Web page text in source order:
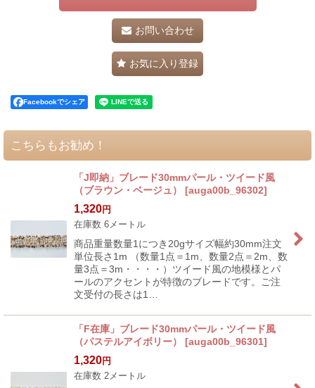
お問い合わせ
お気に入り登録
Facebookでシェア
こちらもお勧め！
「J即納」ブレード30mmパール・ツイード風
（ブラウン・ベージュ）
[auga00b_96302]
1,320円
在庫数 6メートル
商品重量数量1につき20gサイズ幅約30mm注文
単位長さ1m （数量1点＝1m、数量2点＝2m、数
量3点＝3m・・・・）ツイード風の地模様とパ
ールのアクセントが特徴のブレードです。ご注
文受付の長さは1…
「F在庫」ブレード30mmパール・ツイード風
（パステルアイボリー）
[auga00b_96301]
1,320円
在庫数 2メートル